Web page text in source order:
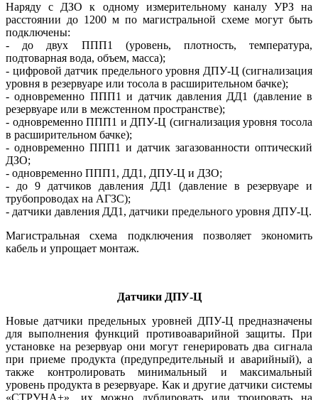
Наряду с ДЗО к одному измерительному каналу УРЗ на
расстоянии до 1200 м по магистральной схеме могут быть
подключены:
- до двух ППП1 (уровень, плотность, температура,
подтоварная во­да, объем, масса);
- цифровой датчик предельного уровня ДПУ-Ц (сигнализация
уровня в резервуаре или тосола в расширительном бачке);
- одновременно ППП1 и датчик давления ДД1 (давление в
резервуаре или в межстенном пространстве);
- одновременно ППП1 и ДПУ-Ц (сигнализация уровня тосола
в расширительном бачке);
- одновременно ППП1 и датчик загазованности оптический
ДЗО;
- одновременно ППП1, ДД1, ДПУ-Ц и ДЗО;
- до 9 датчиков давления ДД1 (давление в резервуаре и
трубопроводах на АГЗС);
- датчики давления ДД1, датчики предельного уровня ДПУ-Ц.
Магистральная схема подключения позволяет экономить
кабель и упрощает монтаж.
Датчики ДПУ-Ц
Новые датчики предельных уровней ДПУ-Ц предназначены
для выполнения функций противоаварийной защиты. При
установке на резервуар они могут генерировать два сигнала
при приеме продукта (предупредительный и аварийный), а
также контролировать минимальный и максимальный
уровень продукта в резервуаре. Как и другие датчики системы